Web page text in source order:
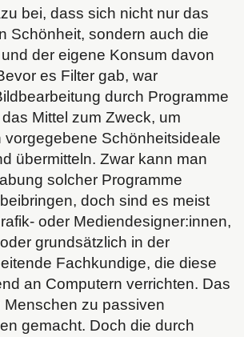
bei, dass sich nicht nur das
Schönheit, sondern auch die
der eigene Konsum davon
es Filter gab, war
durch Programme
Mittel zum Zweck, um
vorgegebene Schönheitsideale
übermitteln. Zwar kann man
solcher Programme
doch sind es meist
oder Mediendesigner:innen,
grundsätzlich in der
Fachkundige, die diese
an Computern verrichten. Das
Menschen zu passiven
gemacht. Doch die durch